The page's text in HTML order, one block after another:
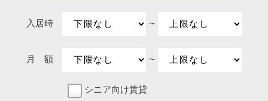
入居時 〜
月 額 〜
シニア向け賃貸